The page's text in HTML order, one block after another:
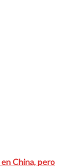
China, pero